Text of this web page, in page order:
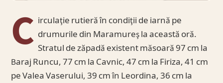
C irculaţie rutieră în condiţii de iarnă pe
drumurile din Maramureş la această oră.
Stratul de zăpadă existent măsoară 97 cm la
Baraj Runcu, 77 cm la Cavnic, 47 cm la Firiza, 41 cm
pe Valea Vaserului, 39 cm în Leordina, 36 cm la